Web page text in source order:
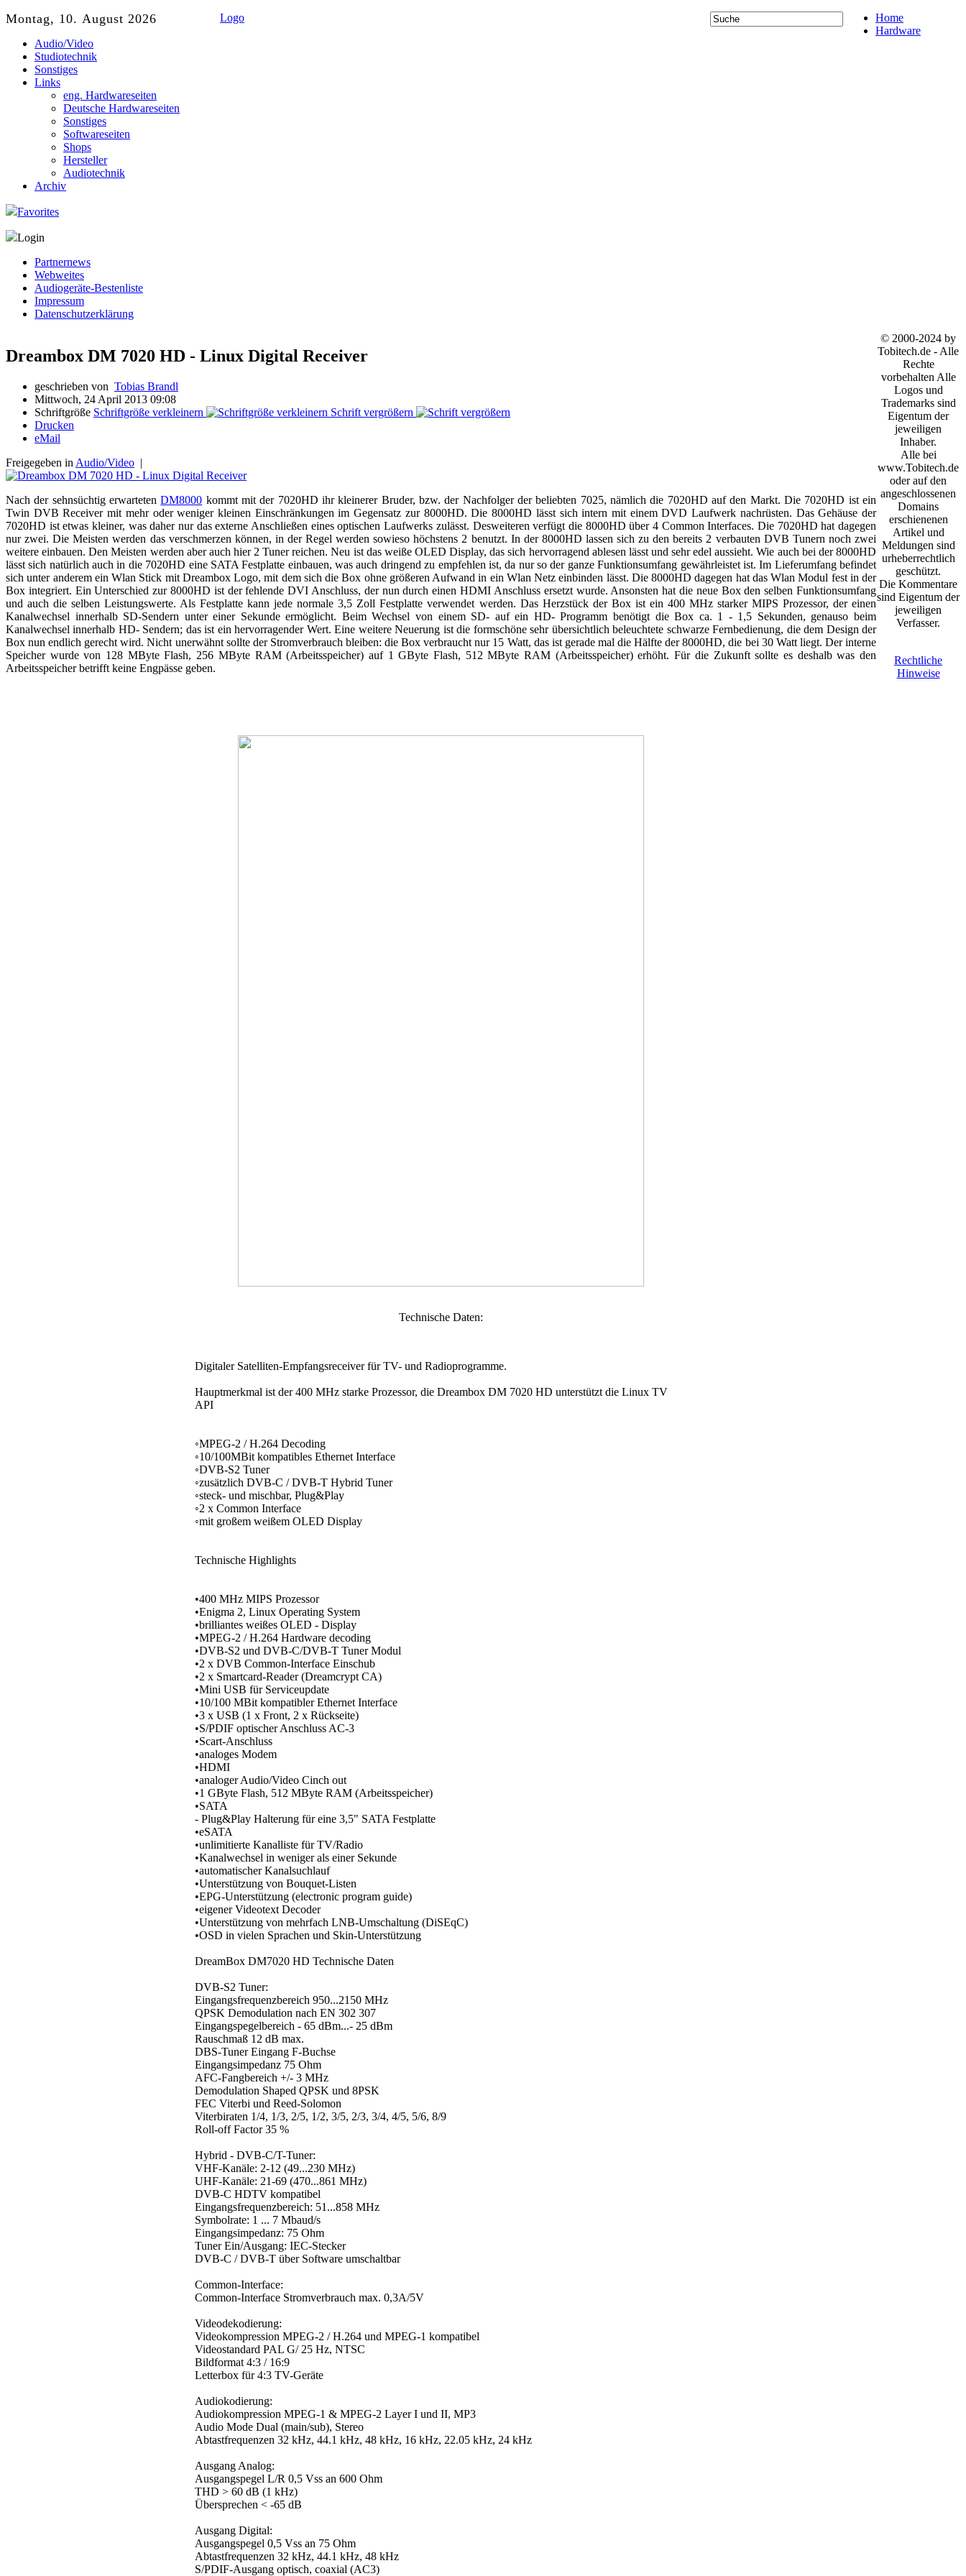
Montag, 10. August 2026 Logo
Home
Hardware
Audio/Video
Studiotechnik
Sonstiges
Links
eng. Hardwareseiten
Deutsche Hardwareseiten
Sonstiges
Softwareseiten
Shops
Hersteller
Audiotechnik
Archiv
Favorites
Login
Partnernews
Webweites
Audiogeräte-Bestenliste
Impressum
Datenschutzerklärung
Dreambox DM 7020 HD - Linux Digital Receiver
geschrieben von Tobias Brandl
Mittwoch, 24 April 2013 09:08
Schriftgröße Schriftgröße verkleinern
Schrift vergrößern
Drucken
eMail
Freigegeben in Audio/Video |
Nach der sehnsüchtig erwartetenDM8000 kommt mit der 7020HD ihr kleinerer Bruder, bzw. der Nachfolger der beliebten 7025, nämlich die 7020HD auf den Markt. Die 7020HD ist ein
Twin DVB Receiver mit mehr oder weniger kleinen Einschränkungen im Gegensatz zur 8000HD. Die 8000HD lässt sich intern mit einem DVD Laufwerk nachrüsten. Das Gehäuse der
7020HD ist etwas kleiner, was daher nur das externe Anschließen eines optischen Laufwerks zulässt. Desweiteren verfügt die 8000HD über 4 Common Interfaces. Die 7020HD hat dagegen
nur zwei. Die Meisten werden das verschmerzen können, in der Regel werden sowieso höchstens 2 benutzt. In der 8000HD lassen sich zu den bereits 2 verbauten DVB Tunern noch zwei
weitere einbauen. Den Meisten werden aber auch hier 2 Tuner reichen. Neu ist das weiße OLED Display, das sich hervorragend ablesen lässt und sehr edel aussieht. Wie auch bei der 8000HD
lässt sich natürlich auch in die 7020HD eine SATA Festplatte einbauen, was auch dringend zu empfehlen ist, da nur so der ganze Funktionsumfang gewährleistet ist. Im Lieferumfang befindet
sich unter anderem ein Wlan Stick mit Dreambox Logo, mit dem sich die Box ohne größeren Aufwand in ein Wlan Netz einbinden lässt. Die 8000HD dagegen hat das Wlan Modul fest in der
Box integriert. Ein Unterschied zur 8000HD ist der fehlende DVI Anschluss, der nun durch einen HDMI Anschluss ersetzt wurde. Ansonsten hat die neue Box den selben Funktionsumfang
und auch die selben Leistungswerte. Als Festplatte kann jede normale 3,5 Zoll Festplatte verwendet werden. Das Herzstück der Box ist ein 400 MHz starker MIPS Prozessor, der einen
Kanalwechsel innerhalb SD-Sendern unter einer Sekunde ermöglicht. Beim Wechsel von einem SD- auf ein HD- Programm benötigt die Box ca. 1 - 1,5 Sekunden, genauso beim
Kanalwechsel innerhalb HD- Sendern; das ist ein hervorragender Wert. Eine weitere Neuerung ist die formschöne sehr übersichtlich beleuchtete schwarze Fernbedienung, die dem Design der
Box nun endlich gerecht wird. Nicht unerwähnt sollte der Stromverbrauch bleiben: die Box verbraucht nur 15 Watt, das ist gerade mal die Hälfte der 8000HD, die bei 30 Watt liegt. Der interne
Speicher wurde von 128 MByte Flash, 256 MByte RAM (Arbeitsspeicher) auf 1 GByte Flash, 512 MByte RAM (Arbeitsspeicher) erhöht. Für die Zukunft sollte es deshalb was den
Arbeitsspeicher betrifft keine Engpässe geben.
Technische Daten:
Digitaler Satelliten-Empfangsreceiver für TV- und Radioprogramme.
Hauptmerkmal ist der 400 MHz starke Prozessor, die Dreambox DM 7020 HD unterstützt die Linux TV
API
◦MPEG-2 / H.264 Decoding
◦10/100MBit kompatibles Ethernet Interface
◦DVB-S2 Tuner
◦zusätzlich DVB-C / DVB-T Hybrid Tuner
◦steck- und mischbar, Plug&Play
◦2 x Common Interface
◦mit großem weißem OLED Display
Technische Highlights
•400 MHz MIPS Prozessor
•Enigma 2, Linux Operating System
•brilliantes weißes OLED - Display
•MPEG-2 / H.264 Hardware decoding
•DVB-S2 und DVB-C/DVB-T Tuner Modul
•2 x DVB Common-Interface Einschub
•2 x Smartcard-Reader (Dreamcrypt CA)
•Mini USB für Serviceupdate
•10/100 MBit kompatibler Ethernet Interface
•3 x USB (1 x Front, 2 x Rückseite)
•S/PDIF optischer Anschluss AC-3
•Scart-Anschluss
•analoges Modem
•HDMI
•analoger Audio/Video Cinch out
•1 GByte Flash, 512 MByte RAM (Arbeitsspeicher)
•SATA
- Plug&Play Halterung für eine 3,5" SATA Festplatte
•eSATA
•unlimitierte Kanalliste für TV/Radio
•Kanalwechsel in weniger als einer Sekunde
•automatischer Kanalsuchlauf
•Unterstützung von Bouquet-Listen
•EPG-Unterstützung (electronic program guide)
•eigener Videotext Decoder
•Unterstützung von mehrfach LNB-Umschaltung (DiSEqC)
•OSD in vielen Sprachen und Skin-Unterstützung
DreamBox DM7020 HD Technische Daten
DVB-S2 Tuner:
Eingangsfrequenzbereich 950...2150 MHz
QPSK Demodulation nach EN 302 307
Eingangspegelbereich - 65 dBm...- 25 dBm
Rauschmaß 12 dB max.
DBS-Tuner Eingang F-Buchse
Eingangsimpedanz 75 Ohm
AFC-Fangbereich +/- 3 MHz
Demodulation Shaped QPSK und 8PSK
FEC Viterbi und Reed-Solomon
Viterbiraten 1/4, 1/3, 2/5, 1/2, 3/5, 2/3, 3/4, 4/5, 5/6, 8/9
Roll-off Factor 35 %
Hybrid - DVB-C/T-Tuner:
VHF-Kanäle: 2-12 (49...230 MHz)
UHF-Kanäle: 21-69 (470...861 MHz)
DVB-C HDTV kompatibel
Eingangsfrequenzbereich: 51...858 MHz
Symbolrate: 1 ... 7 Mbaud/s
Eingangsimpedanz: 75 Ohm
Tuner Ein/Ausgang: IEC-Stecker
DVB-C / DVB-T über Software umschaltbar
Common-Interface:
Common-Interface Stromverbrauch max. 0,3A/5V
Videodekodierung:
Videokompression MPEG-2 / H.264 und MPEG-1 kompatibel
Videostandard PAL G/ 25 Hz, NTSC
Bildformat 4:3 / 16:9
Letterbox für 4:3 TV-Geräte
Audiokodierung:
Audiokompression MPEG-1 & MPEG-2 Layer I und II, MP3
Audio Mode Dual (main/sub), Stereo
Abtastfrequenzen 32 kHz, 44.1 kHz, 48 kHz, 16 kHz, 22.05 kHz, 24 kHz
Ausgang Analog:
Ausgangspegel L/R 0,5 Vss an 600 Ohm
THD > 60 dB (1 kHz)
Übersprechen < -65 dB
Ausgang Digital:
Ausgangspegel 0,5 Vss an 75 Ohm
Abtastfrequenzen 32 kHz, 44.1 kHz, 48 kHz
S/PDIF-Ausgang optisch, coaxial (AC3)
© 2000-2024 by
Tobitech.de - Alle
Rechte
vorbehalten Alle
Logos und
Trademarks sind
Eigentum der
jeweiligen
Inhaber.
Alle bei
www.Tobitech.de
oder auf den
angeschlossenen
Domains
erschienenen
Artikel und
Meldungen sind
urheberrechtlich
geschützt.
Die Kommentare
sind Eigentum der
jeweiligen
Verfasser.
Rechtliche
Hinweise